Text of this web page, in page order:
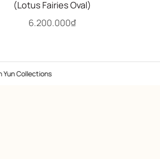
(Lotus Fairies Oval)
6.200.000₫